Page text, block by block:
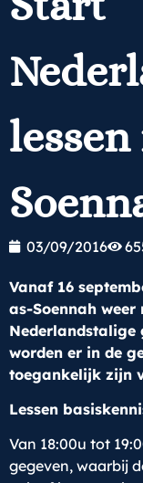
03/09/2016
Vanaf 16
as-Soennah weer
Nederlandstalige
worden er in de
toegankelijk zijn
Lessen
Van 18:00u tot
gegeven, waarbij